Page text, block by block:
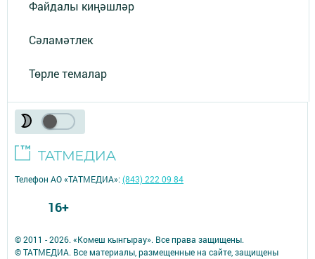
Файдалы киңәшләр
Сәламәтлек
Төрле темалар
© 2011 - 2026. «Комеш кынгырау». Все права защищены.
© ТАТМЕДИА. Все материалы, размещенные на сайте, защищены
Телефон АО «ТАТМЕДИА»:(843) 222 09 84
16+